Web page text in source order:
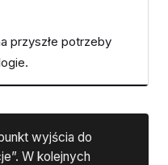
przyszłe potrzeby
wyjścia do
W kolejnych